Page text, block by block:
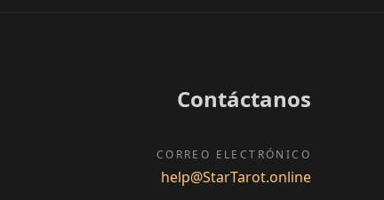
Contáctanos
CORREO ELECTRÓNICO
help@StarTarot.online